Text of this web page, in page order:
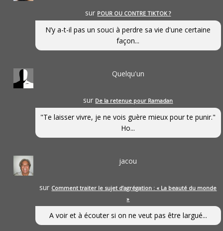
sur POUR OU CONTRE TIKTOK ?
N’y a-t-il pas un souci à perdre sa vie d'une certaine
façon...
Quelqu'un
sur De la retenue pour Ramadan
"Te laisser vivre, je ne vois guère mieux pour te punir."
Ho...
jacou
sur Comment traiter le sujet d’agrégation : « La beauté du monde
»
A voir et à écouter si on ne veut pas être largué...